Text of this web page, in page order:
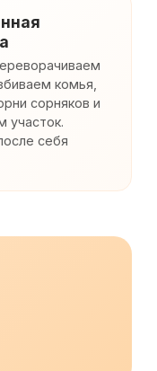
комья,
сорняков и
участок.
себя